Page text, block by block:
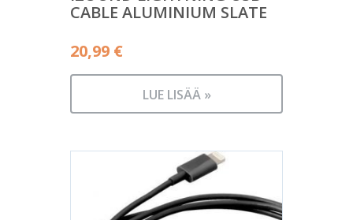
CABLE ALUMINIUM SLATE
20,99 €
LUE LISÄÄ »